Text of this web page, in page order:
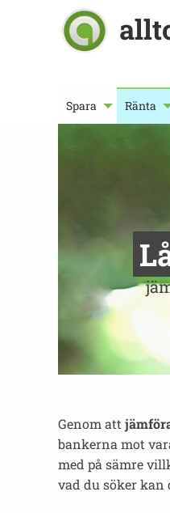
Spara Ränta
Genom att
bankerna mot
med på sämre
vad du söker